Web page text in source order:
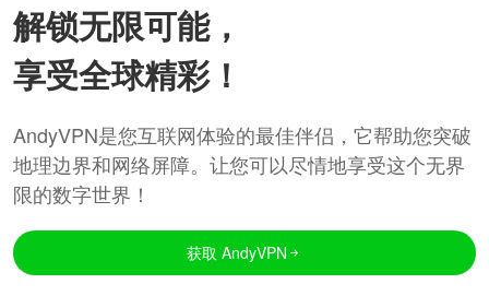
解锁无限可能，
享受全球精彩！
AndyVPN是您互联网体验的最佳伴侣，它帮助您突破
地理边界和网络屏障。让您可以尽情地享受这个无界
限的数字世界！
获取 AndyVPN